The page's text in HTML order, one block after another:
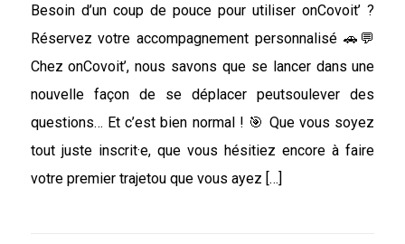
Besoin d’un coup de pouce pour utiliser onCovoit’ ?
Réservez votre accompagnement personnalisé 🚗💬
Chez onCovoit’, nous savons que se lancer dans une
nouvelle façon de se déplacer peutsoulever des
questions… Et c’est bien normal ! 🎯 Que vous soyez
tout juste inscrit·e, que vous hésitiez encore à faire
votre premier trajetou que vous ayez […]